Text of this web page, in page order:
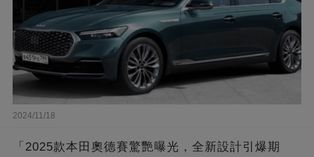
2024/11/18
「2025款本田奧德賽驚艷曝光，全新設計引爆期